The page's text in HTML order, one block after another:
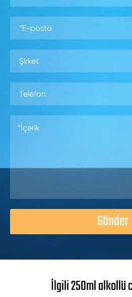
Gönder
İlgili 250ml alkollü